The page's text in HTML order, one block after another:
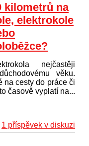
kilometrů na
elektrokole
nejčastěji
věku.
na cesty do práce či
časově vyplatí na...
1 příspěvek v diskuzi